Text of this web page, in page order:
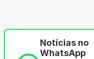
Notícias no
WhatsApp